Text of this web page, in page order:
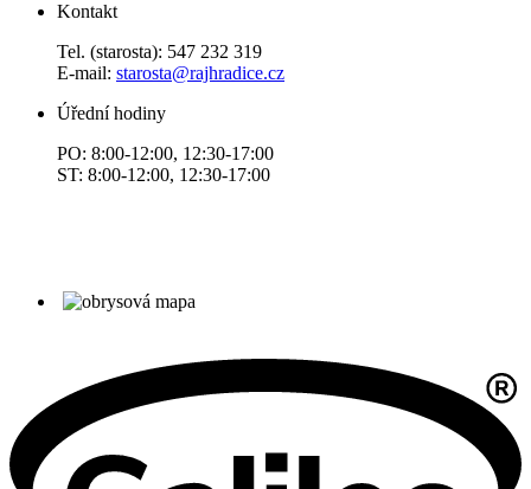
Kontakt
Tel. (starosta): 547 232 319
E-mail: starosta@rajhradice.cz
Úřední hodiny
PO: 8:00-12:00, 12:30-17:00
ST: 8:00-12:00, 12:30-17:00